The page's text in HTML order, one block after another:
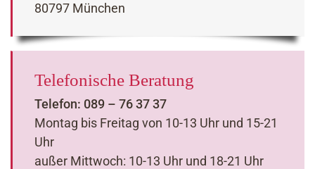
80797 München
Telefonische Beratung
Telefon: 089 – 76 37 37
Montag bis Freitag von 10-13 Uhr und 15-21
Uhr
außer Mittwoch: 10-13 Uhr und 18-21 Uhr